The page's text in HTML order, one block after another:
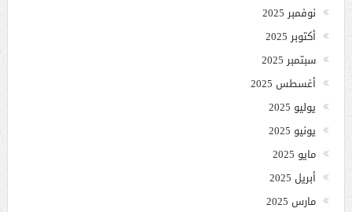
نوفمبر 2025
أكتوبر 2025
سبتمبر 2025
أغسطس 2025
يوليو 2025
يونيو 2025
مايو 2025
أبريل 2025
مارس 2025